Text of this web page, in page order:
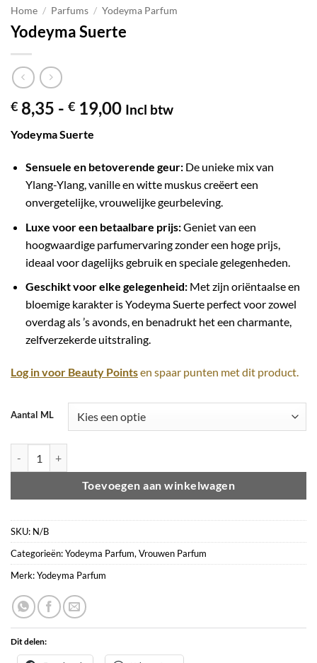
Home / Parfums / Yodeyma Parfum
Yodeyma Suerte
€ 8,35 - € 19,00Prijsklasse:
€ 19,00
Incl btw
Yodeyma Suerte
Sensuele en betoverende geur:De unieke mix van
Ylang-Ylang, vanille en witte muskus creëert een
onvergetelijke, vrouwelijke geurbeleving.
Luxe voor een betaalbare prijs:Geniet van een
hoogwaardige parfumervaring zonder een hoge prijs,
ideaal voor dagelijks gebruik en speciale gelegenheden.
Geschikt voor elke gelegenheid:Met zijn oriëntaalse en
bloemige karakter is Yodeyma Suerte perfect voor zowel
overdag als ’s avonds, en benadrukt het een charmante,
zelfverzekerde uitstraling.
Log in voor Beauty Pointsen spaar punten met dit product.
Aantal ML
Toevoegen aan winkelwagen
SKU: N/B
Categorieën:Yodeyma Parfum, Vrouwen Parfum
Merk:Yodeyma Parfum
Dit delen: